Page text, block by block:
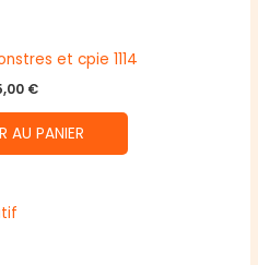
et cpie 1114
€
AU PANIER